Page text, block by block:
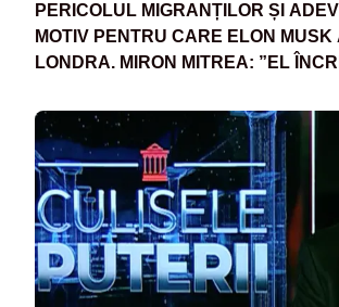
PERICOLUL MIGRANȚILOR ȘI
MOTIV PENTRU CARE ELON
LONDRA. MIRON MITREA: ”EL